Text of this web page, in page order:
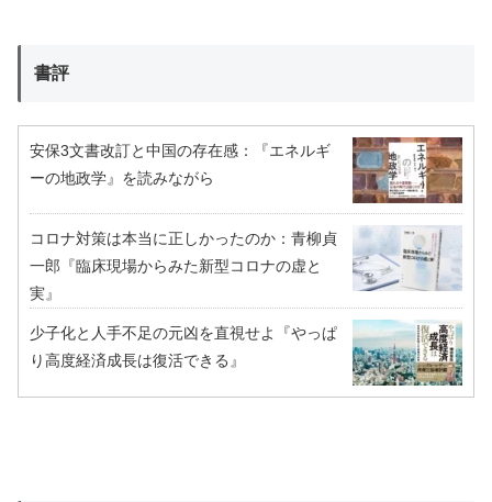
書評
安保3文書改訂と中国の存在感：『エネルギ
ーの地政学』を読みながら
コロナ対策は本当に正しかったのか：青柳貞
一郎『臨床現場からみた新型コロナの虚と
実』
少子化と人手不足の元凶を直視せよ『やっぱ
り高度経済成長は復活できる』